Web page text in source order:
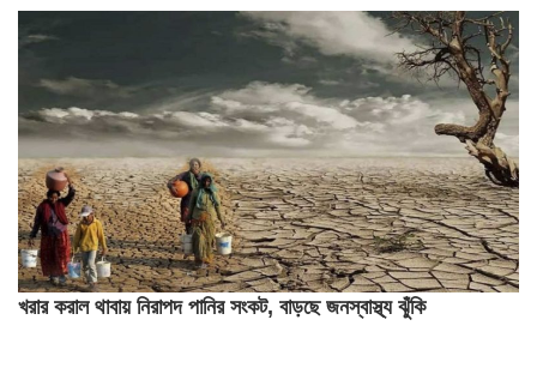
খরার করাল থাবায় নিরাপদ পানির সংকট, বাড়ছে জনস্বাস্থ্য ঝুঁকি